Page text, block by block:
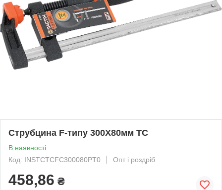
Струбцина F-типу 300Х80мм TC
В наявності
Код: INSTCTCFC300080PT0
Опт і роздріб
458,86 ₴